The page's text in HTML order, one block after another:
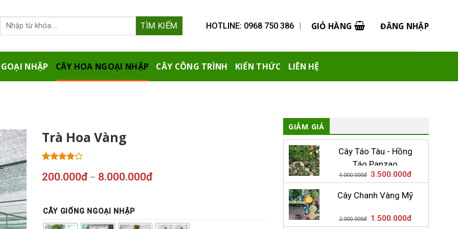
HOTLINE: 0968 750 386 | GIỎ HÀNG ĐĂNG NHẬP
NHẬP CÂY HOA NGOẠI NHẬP CÂY CÔNG TRÌNH KIẾN THỨC LIÊN HỆ
Trà Hoa Vàng
5 dựa
200.000đ– 8.000.000đ
CÂY GIỐNG NGOẠI NHẬP
GIẢM GIÁ
Cây Táo Tàu - Hồng
Táo Panzao
4.000.000đ 3.500.000đ
Cây Chanh Vàng Mỹ
2.000.000đ 1.500.000đ